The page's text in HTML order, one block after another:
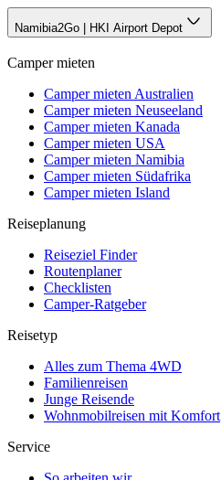
Namibia2Go | HKI Airport Depot
Camper mieten
Camper mieten Australien
Camper mieten Neuseeland
Camper mieten Kanada
Camper mieten USA
Camper mieten Namibia
Camper mieten Südafrika
Camper mieten Island
Reiseplanung
Reiseziel Finder
Routenplaner
Checklisten
Camper-Ratgeber
Reisetyp
Alles zum Thema 4WD
Familienreisen
Junge Reisende
Wohnmobilreisen mit Komfort
Service